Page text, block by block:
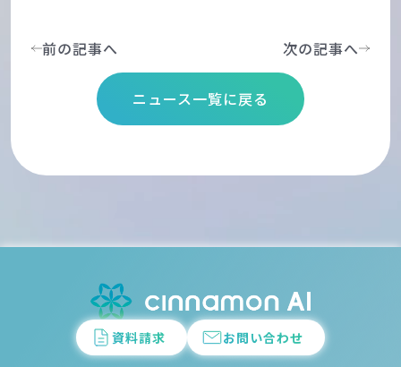
前の記事へ
ニュース一覧に戻る
次の記事へ
資料請求 お問い合わせ